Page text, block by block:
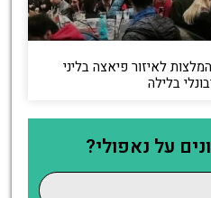
לאיזור פיאצה בליני
בלילה
על נאפולי?